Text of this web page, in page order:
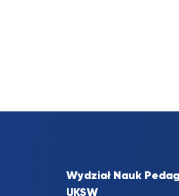
Wydział Nauk
UKSW